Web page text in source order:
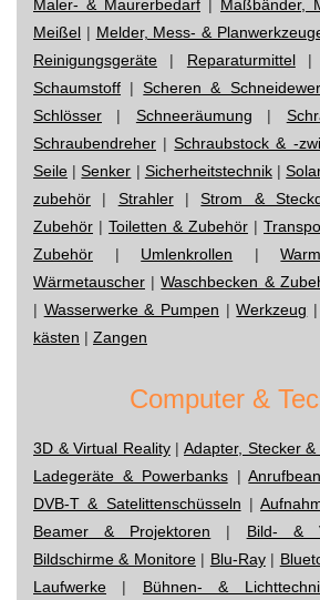
Maler- & Maurerbedarf | Maßbänder,
Meißel | Melder, Mess- &
Reinigungsgeräte | Reparaturmittel|
Schaumstoff |Scheren &
Schlösser | Schneeräumung |
Schraubendreher |Schraubstock & -
Seile |Senker | Sicherheitstechnik|
zubehör | Strahler|Strom &
Zubehör | Toiletten & Zubehör |
Zubehör | Umlenkrollen |
Wärmetauscher |Waschbecken &
| Wasserwerke & Pumpen |Werkzeug |
kästen | Zangen
Computer &
3D & Virtual Reality|Adapter, Stecker
Ladegeräte & Powerbanks|
DVB-T & Satelittenschüsseln |
Beamer & Projektoren | Bild- &
Bildschirme & Monitore| Blu-Ray|
Laufwerke | Bühnen- &